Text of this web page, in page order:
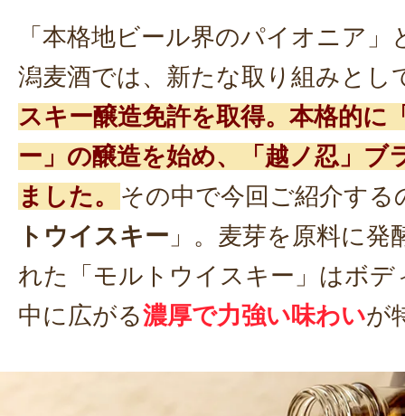
「本格地ビール界のパイオニア
潟麦酒では、新たな取り組みとし
スキー醸造免許を取得。本格的に
ー」の醸造を始め、「越ノ忍」ブ
ました。
その中で今回ご紹介する
トウイスキー 」。麦芽を原料に発
れた「モルトウイスキー」はボデ
中に広がる濃厚で力強い味わいが